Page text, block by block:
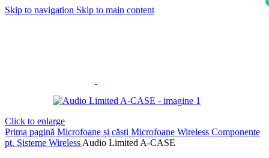
Skip to navigation Skip to main content
Click to enlarge
Prima pagină Microfoane și căști Microfoane Wireless Componente
pt. Sisteme Wireless Audio Limited A-CASE